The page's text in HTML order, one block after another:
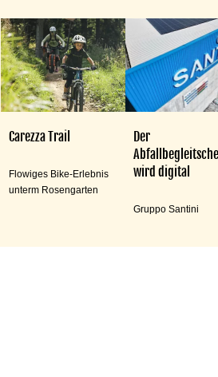
Carezza Trail
Flowiges Bike-Erlebnis
unterm Rosengarten
Der
wird digital
Gruppo Santini